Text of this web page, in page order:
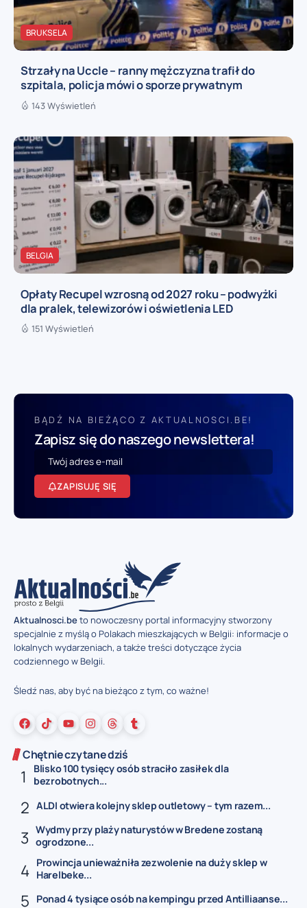
BRUKSELA
Strzały na Uccle – ranny mężczyzna trafił do
szpitala, policja mówi o sporze prywatnym
143 Wyświetleń
BELGIA
Opłaty Recupel wzrosną od 2027 roku – podwyżki
dla pralek, telewizorów i oświetlenia LED
151 Wyświetleń
BĄDŹ NA BIEŻĄCO Z AKTUALNOSCI.BE!
Zapisz się do naszego newslettera!
ZAPISUJĘ SIĘ
Aktualnosci.beto nowoczesny portal informacyjny stworzony
specjalnie z myślą o Polakach mieszkających w Belgii: informacje o
lokalnych wydarzeniach, a także treści dotyczące życia
codziennego w Belgii.
Śledź nas, aby być na bieżąco z tym, co ważne!
Chętnie czytane dziś
Blisko 100 tysięcy osób straciło zasiłek dla
bezrobotnych...
ALDI otwiera kolejny sklep outletowy – tym razem...
Wydmy przy plaży naturystów w Bredene zostaną
ogrodzone...
Prowincja unieważniła zezwolenie na duży sklep w
Harelbeke...
Ponad 4 tysiące osób na kempingu przed Antilliaanse...